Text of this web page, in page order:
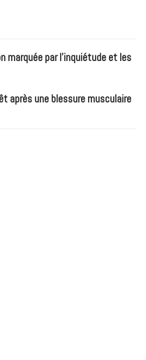
marquée par l’inquiétude et les
après une blessure musculaire